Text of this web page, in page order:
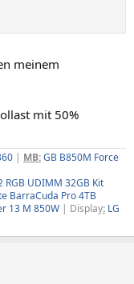
meinem
mit 50%
| MB:GB B850M Force
RGB UDIMM 32GB Kit
BarraCuda Pro 4TB
13 M 850W | Display: LG